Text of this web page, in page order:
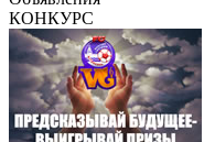
КОНКУРС